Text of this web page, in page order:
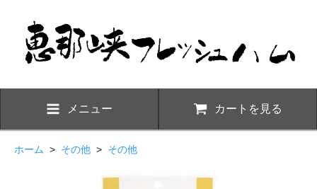
メニュー カートを見る
ホーム > その他 > その他